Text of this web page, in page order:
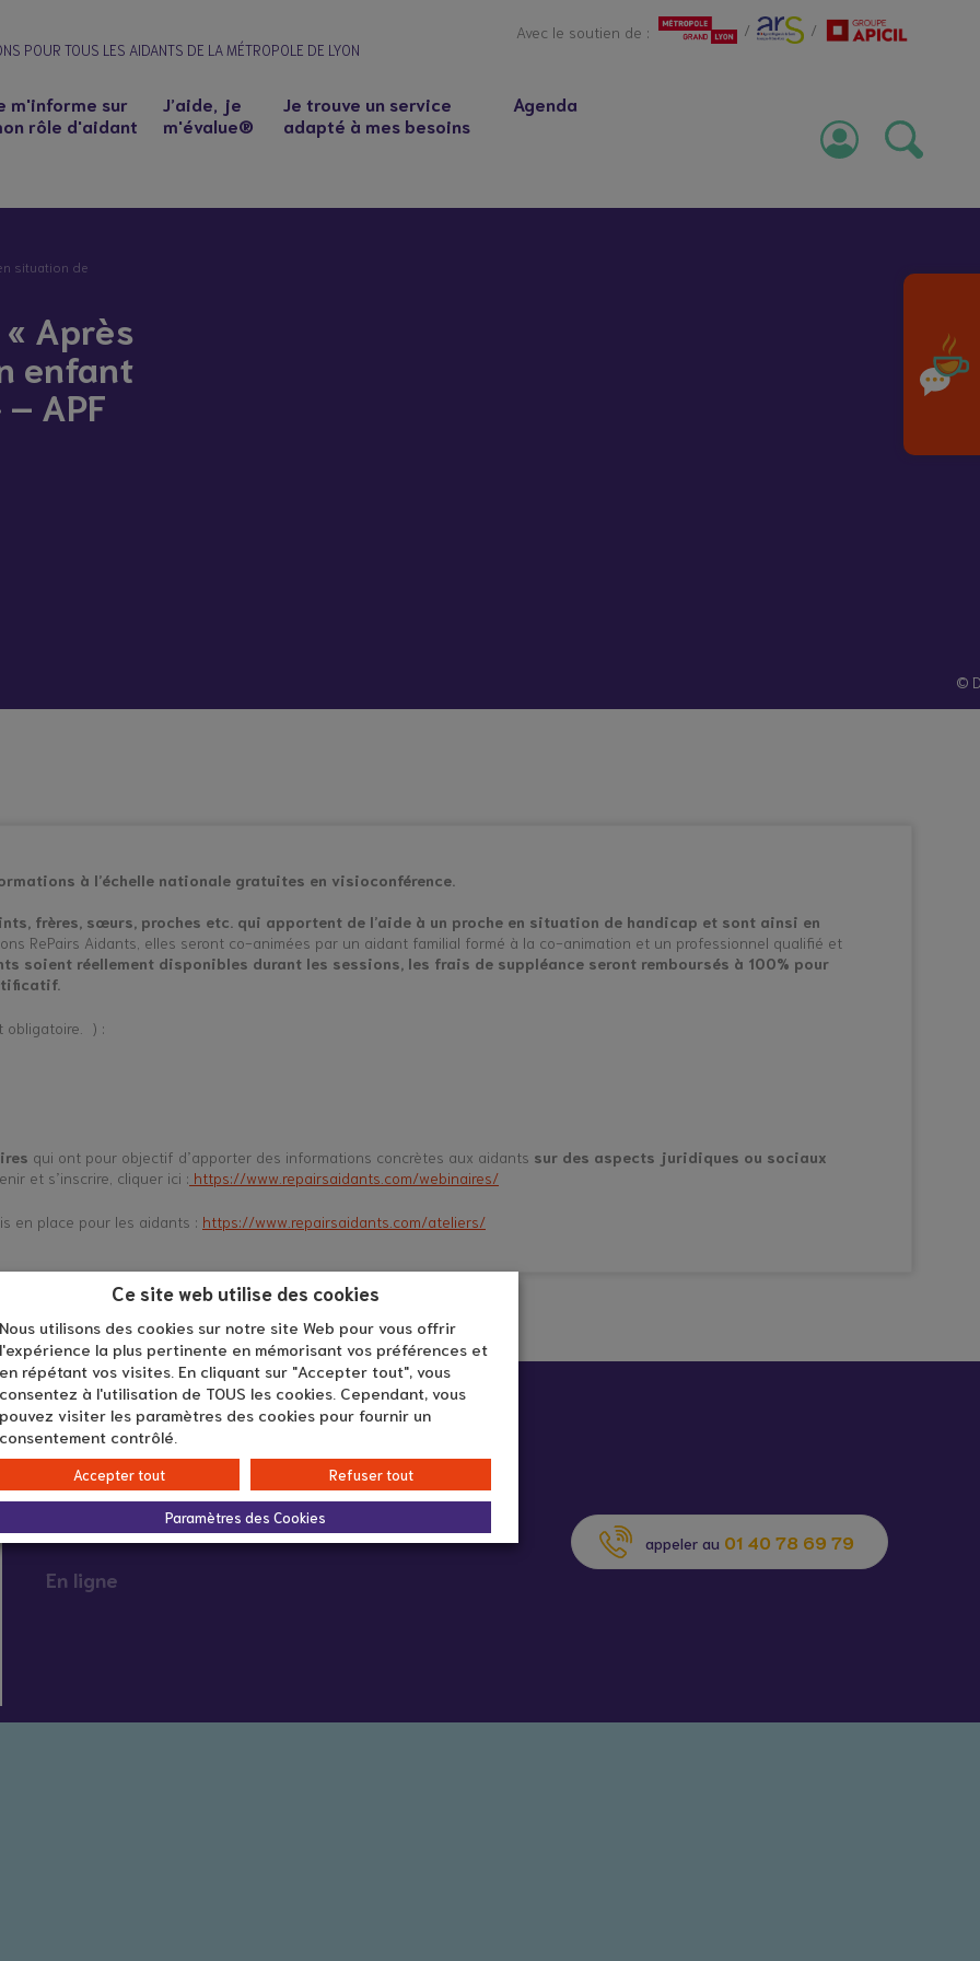
POUR TOUS LES AIDANTS DE LA MÉTROPOLE DE LYON
m'informe sur
rôle d'aidant
J’aide, je
m'évalue®
Je trouve un service
adapté à mes besoins
Agenda
Avec le soutien de : / /
situation de
Après
enfant
APF
©
à l’échelle nationale gratuites en visioconférence.
frères, sœurs, proches etc. qui apportent de l’aide à un proche en situation de handicap et sont ainsi en
RePairs Aidants, elles seront co-animées par un aidant familial formé à la co-animation et un professionnel qualifié et
soient réellement disponibles durant les sessions, les frais de suppléance seront remboursés à 100% pour
obligatoire. ) :
qui ont pour objectif d’apporter des informations concrètes aux aidants sur des aspects juridiques ou sociaux
et s’inscrire, cliquer ici : https://www.repairsaidants.com/webinaires/
en place pour les aidants : https://www.repairsaidants.com/ateliers/
Infos pratiques :
En ligne
appeler au 01 40 78 69 79
Ce site web utilise des cookies
Nous utilisons des cookies sur notre site Web pour vous offrir
l'expérience la plus pertinente en mémorisant vos préférences et
en répétant vos visites. En cliquant sur "Accepter tout", vous
consentez à l'utilisation de TOUS les cookies. Cependant, vous
pouvez visiter les paramètres des cookies pour fournir un
consentement contrôlé.
Accepter tout Refuser tout
Paramètres des Cookies